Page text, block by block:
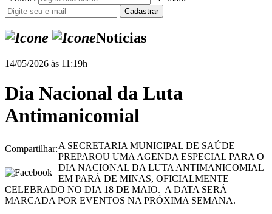
Notícias
14/05/2026 às 11:19h
Dia Nacional da Luta
Antimanicomial
Compartilhar:A SECRETARIA MUNICIPAL DE SAÚDE
PREPAROU UMA AGENDA ESPECIAL PARA O
DIA NACIONAL DA LUTA ANTIMANICOMIAL
EM PARÁ DE MINAS, OFICIALMENTE
CELEBRADO NO DIA 18 DE MAIO. A DATA SERÁ
MARCADA POR EVENTOS NA PRÓXIMA SEMANA.